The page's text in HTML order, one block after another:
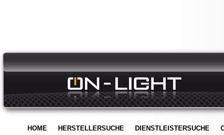
HOME HERSTELLERSUCHE DIENSTLEISTERSUCHE